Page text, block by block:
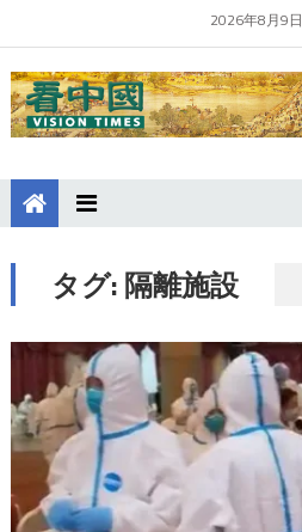
2026年8月9日
タグ:隔離施設